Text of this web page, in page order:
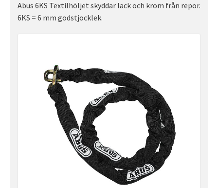
Abus 6KS Textilhöljet skyddar lack och krom från repor.
6KS = 6 mm godstjocklek.